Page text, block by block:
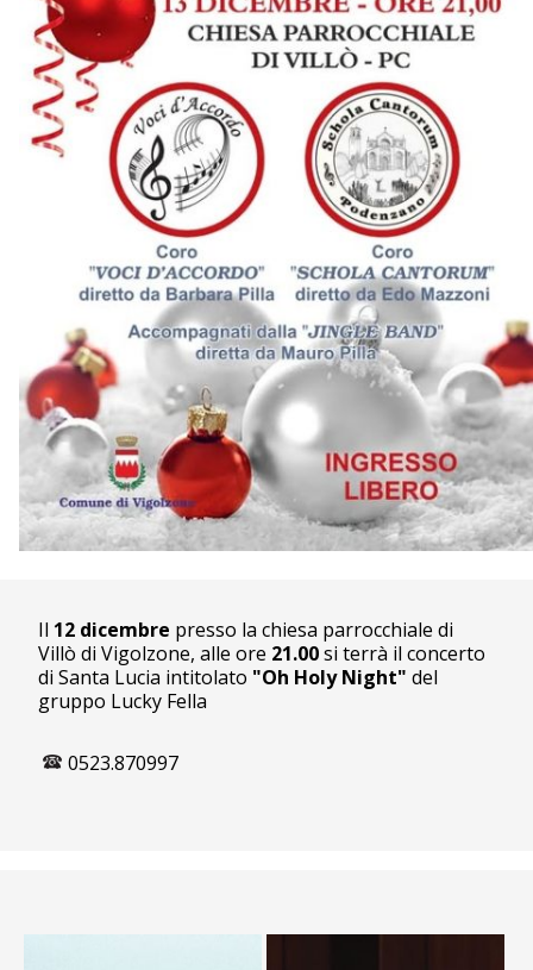
Il 12 dicembre presso la chiesa parrocchiale di
Villò di Vigolzone, alle ore 21.00si terrà il concerto
di Santa Lucia intitolato "Oh Holy Night" del
gruppo Lucky Fella
0523.870997